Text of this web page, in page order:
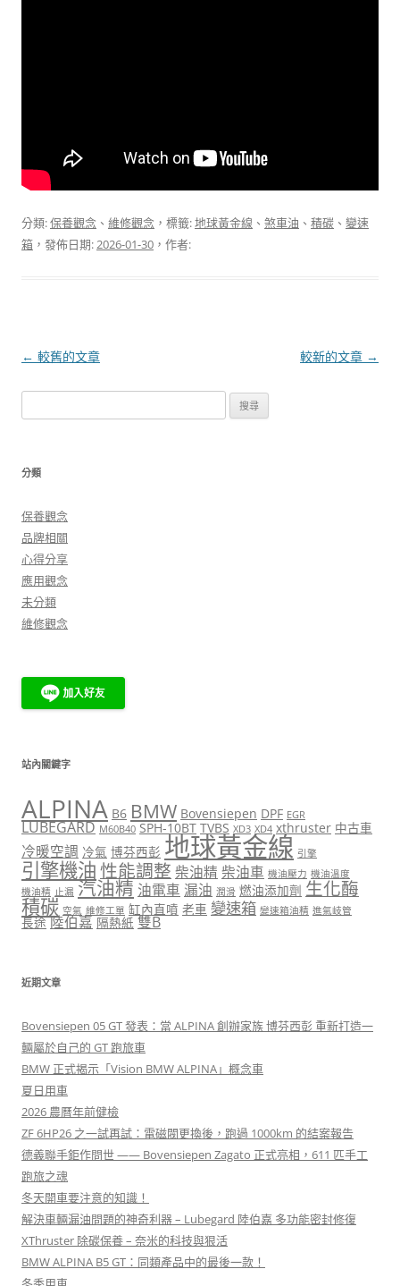
分類:保養觀念 、 維修觀念 ，標籤:地球黃金線 、 煞車油 、 積碳 、 變速
箱 ，發佈日期:2026-01-30 ，作者:
文
← 較舊的文章 較新的文章 →
尋
鍵
分類
保養觀念
品牌相關
心得分享
應用觀念
未分類
維修觀念
站內關鍵字
ALPINA B6 BMW Bovensiepen DPF EGR
LUBEGARD M60B40 SPH-10BT TVBS XD3 XD4 xthruster 中古車
冷暖空調 冷氣 博芬西彭 地球黃金線 引擎
引擎機油性能調整 柴油精 柴油車 機油壓力 機油溫度
機油精 止漏 汽油精 油電車 漏油 潤滑 燃油添加劑 生化酶
積碳 空氣 維修工單 缸內直噴 老車 變速箱 變速箱油精 進氣岐管
長途 陸伯嘉 隔熱紙 雙B
近期文章
Bovensiepen 05 GT 發表：當 ALPINA 創辦家族 博芬西彭 重新打造一
輛屬於自己的 GT 跑旅車
BMW 正式揭示「Vision BMW ALPINA」概念車
夏日用車
2026 農曆年前健檢
ZF 6HP26 之一試再試：電磁閥更換後，跑過 1000km 的結案報告
德義聯手鉅作問世 —— Bovensiepen Zagato 正式亮相，611 匹手工
跑旅之魂
冬天開車要注意的知識！
解決車輛漏油問題的神奇利器 – Lubegard 陸伯嘉 多功能密封修復
XThruster 除碳保養 – 奈米的科技與狠活
BMW ALPINA B5 GT：同類產品中的最後一款！